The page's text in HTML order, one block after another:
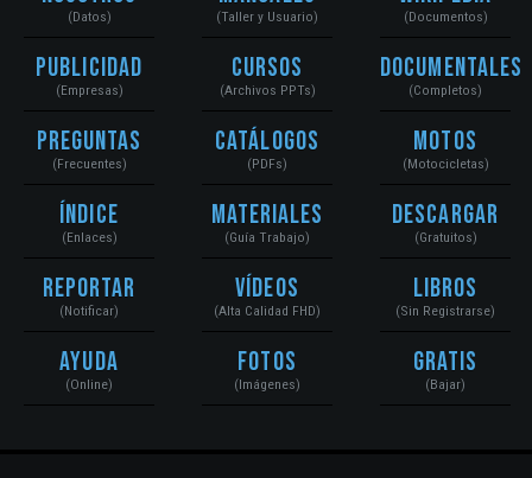
(Datos)
Publicidad
(Empresas)
Preguntas
(Frecuentes)
Índice
(Enlaces)
Reportar
(Notificar)
Ayuda
(Online)
(Taller y Usuario)
Cursos
(Archivos PPTs)
Catálogos
(PDFs)
Materiales
(Guía Trabajo)
Vídeos
(Alta Calidad FHD)
Fotos
(Imágenes)
(Documentos)
Documentales
(Completos)
Motos
(Motocicletas)
Descargar
(Gratuitos)
Libros
(Sin Registrarse)
Gratis
(Bajar)